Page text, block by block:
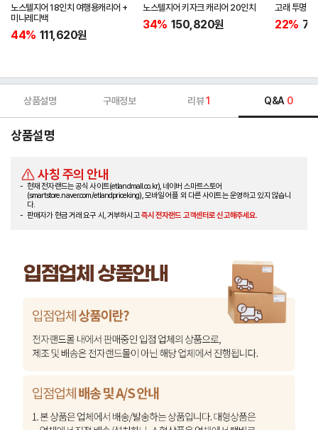
노스텔지어 18인치 여행용캐리어 +
미니레디백
44% 111,620원
노스텔지어 키자크 캐리어 20인치
34% 150,820원
고래 투명
22%
상품설명 구매정보 리뷰1 Q&A 0
상품설명
사칭 주의 안내
현재 전자랜드는 공식 사이트(etlandmall.co.kr), 네이버 스마트스토어
(smartstore.naver.com/etlandpriceking), 모바일 어플 외 다른 사이트는 운영하고 있지 않습니
다.
판매자가 현금 거래 요구 시, 거부하시고즉시 전자랜드 고객센터로 신고해주세요.